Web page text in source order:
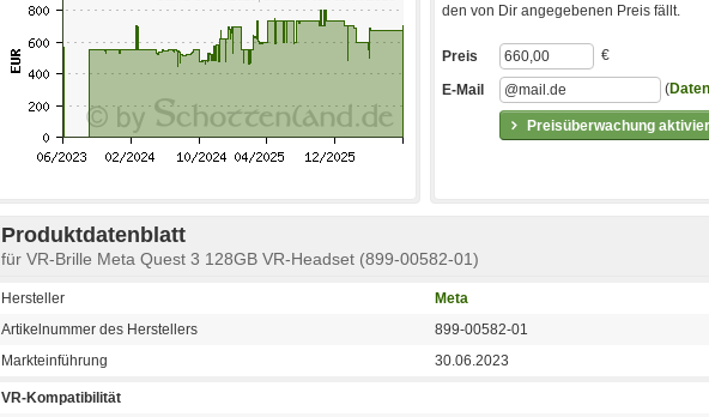
den von Dir angegebenen Preis fällt.
Preisüberwachung
Preis €
E-Mail (
Produktdatenblatt
für VR-Brille Meta Quest 3 128GB VR-Headset (899-00582-01)
Hersteller
Meta
Artikelnummer des Herstellers
899-00582-01
Markteinführung
30.06.2023
VR-Kompatibilität